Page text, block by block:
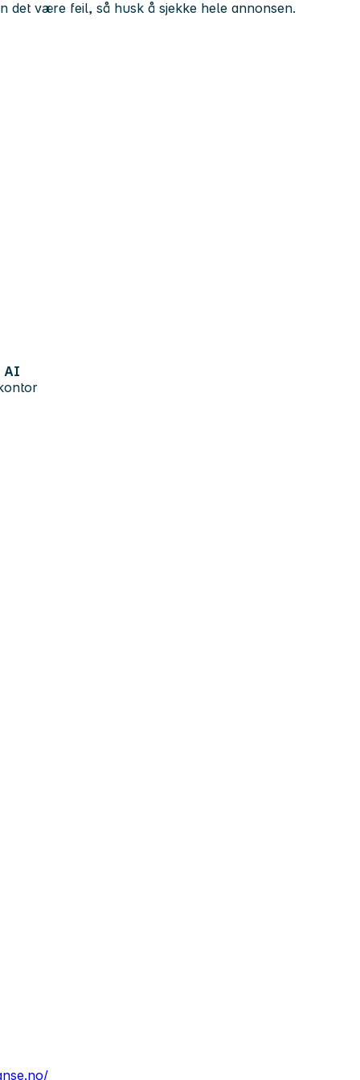
AI
det være feil, så husk å sjekke hele annonsen.